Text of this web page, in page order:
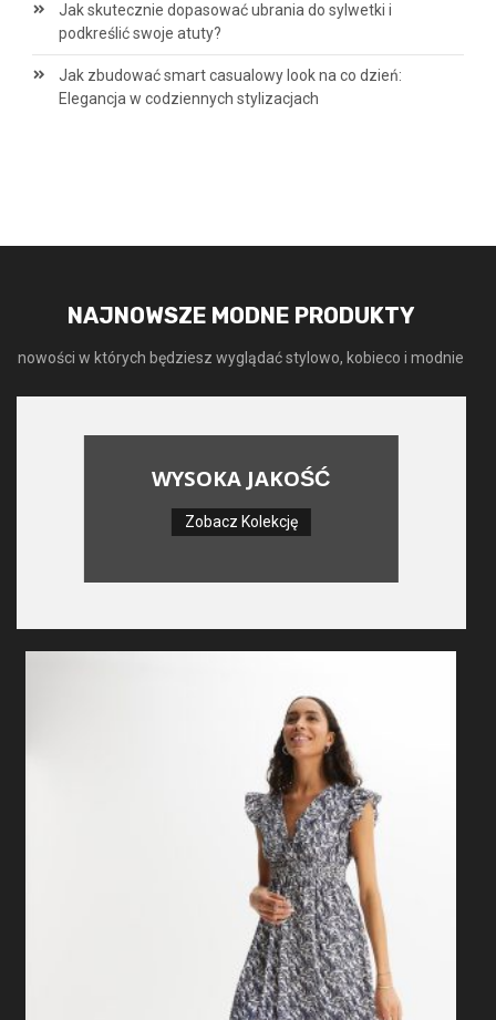
Jak skutecznie dopasować ubrania do sylwetki i
podkreślić swoje atuty?
Jak zbudować smart casualowy look na co dzień:
Elegancja w codziennych stylizacjach
NAJNOWSZE MODNE PRODUKTY
nowości w których będziesz wyglądać stylowo, kobieco i modnie
WYSOKA JAKOŚĆ
Zobacz Kolekcję